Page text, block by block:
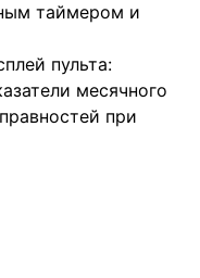
таймером и
пульта:
месячного
при